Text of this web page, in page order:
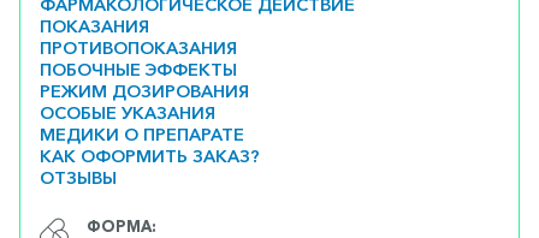
ФАРМАКОЛОГИЧЕСКОЕ ДЕЙСТВИЕ
ПОКАЗАНИЯ
ПРОТИВОПОКАЗАНИЯ
ПОБОЧНЫЕ ЭФФЕКТЫ
РЕЖИМ ДОЗИРОВАНИЯ
ОСОБЫЕ УКАЗАНИЯ
МЕДИКИ О ПРЕПАРАТЕ
КАК ОФОРМИТЬ ЗАКАЗ?
ОТЗЫВЫ
ФОРМА: